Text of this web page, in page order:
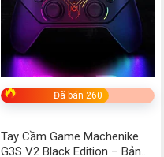
Đã bán 260
Tay Cầm Game Machenike
G3S V2 Black Edition – Bản